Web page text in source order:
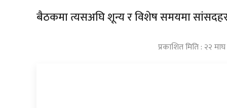
बैठकमा त्यसअघि शून्य र विशेष समयमा
प्रकाशित मिति : २२